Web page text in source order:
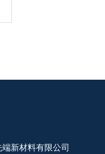
新材料有限公司